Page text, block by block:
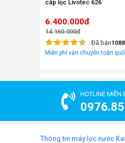
cấp lọc Livotec 626
6.400.000đ
14.160.000đ
Đã bán1088
Miễn phí vận chuyển toàn
HOTLINE MIỀN
Thông tin máy lọc nước